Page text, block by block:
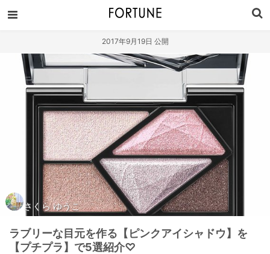
2017年9月19日 公開
さくら ゆうこ
ラブリーな目元を作る【ピンクアイシャドウ】を
【プチプラ】で5選紹介♡